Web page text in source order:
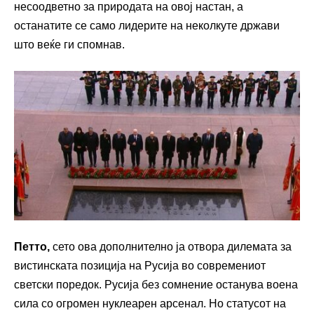
несоодветно за природата на овој настан, а
останатите се само лидерите на неколкуте држави
што веќе ги спомнав.
Петто, сето ова дополнително ја отвора дилемата за
вистинската позиција на Русија во современиот
светски поредок. Русија без сомнение останува воена
сила со огромен нуклеарен арсенал. Но статусот на